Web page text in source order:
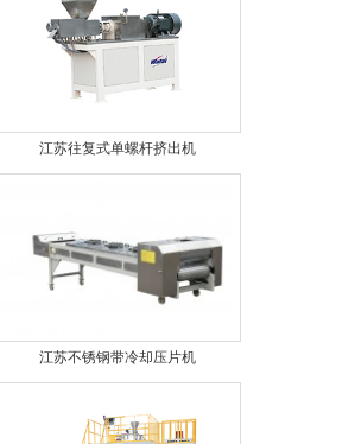
江苏往复式单螺杆挤出机
江苏不锈钢带冷却压片机